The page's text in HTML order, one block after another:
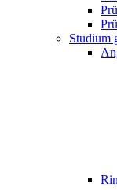
Studium